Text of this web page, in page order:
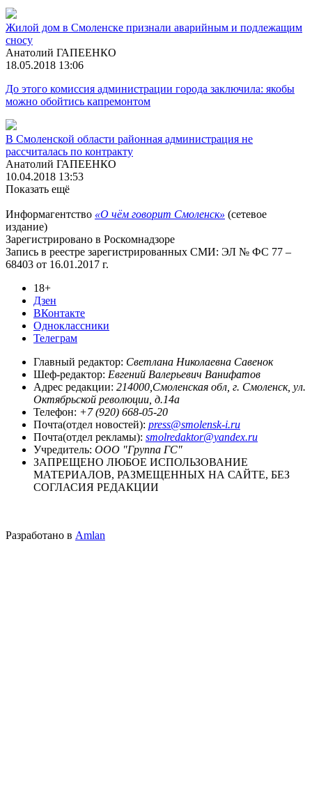
Жилой дом в Смоленске признали аварийным и подлежащим
сносу
Анатолий ГАПЕЕНКО
18.05.2018 13:06
До этого комиссия администрации города заключила: якобы
можно обойтись капремонтом
В Смоленской области районная администрация не
рассчиталась по контракту
Анатолий ГАПЕЕНКО
10.04.2018 13:53
Показать ещё
Информагентство «О чём говорит Смоленск» (сетевое
издание)
Зарегистрировано в Роскомнадзоре
Запись в реестре зарегистрированных СМИ: ЭЛ № ФС 77 –
68403 от 16.01.2017 г.
18+
Дзен
ВКонтакте
Одноклассники
Телеграм
Главный редактор: Светлана Николаевна Савенок
Шеф-редактор: Евгений Валерьевич Ванифатов
Адрес редакции: 214000,Смоленская обл, г. Смоленск, ул.
Октябрьской революции, д.14а
Телефон: +7 (920) 668-05-20
Почта(отдел новостей): press@smolensk-i.ru
Почта(отдел рекламы): smolredaktor@yandex.ru
Учредитель: ООО "Группа ГС"
ЗАПРЕЩЕНО ЛЮБОЕ ИСПОЛЬЗОВАНИЕ
МАТЕРИАЛОВ, РАЗМЕЩЕННЫХ НА САЙТЕ, БЕЗ
СОГЛАСИЯ РЕДАКЦИИ
Разработано в Amlan